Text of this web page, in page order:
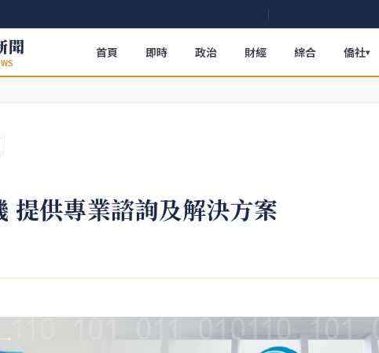
聞 首頁 即時 政治 財經 綜合 僑社▾
提供專業諮詢及解決方案